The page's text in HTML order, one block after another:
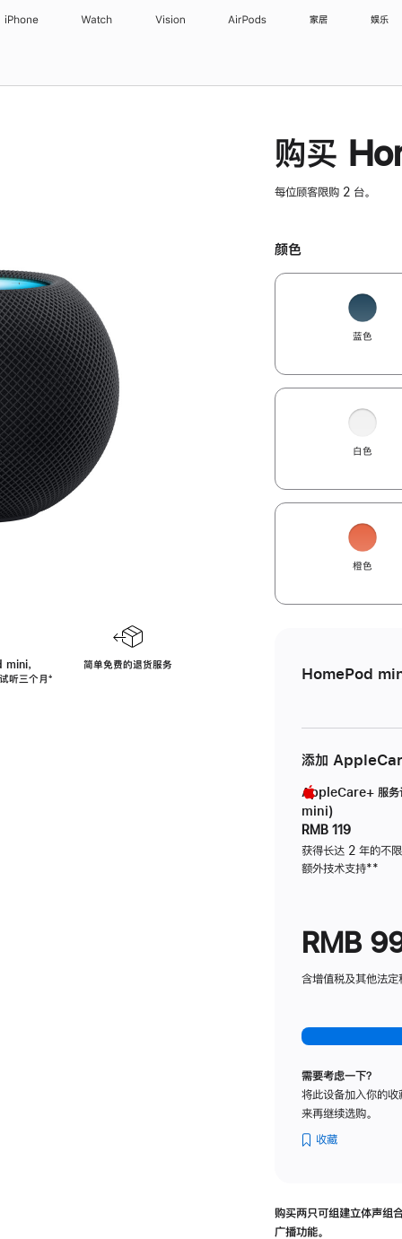
iPhone Watch Vision AirPods 家居 娱乐
，
听三个月脚
⁺
简单免费的退货服务
购买
每位顾客限购 2 台。
颜色
蓝色
白色
橙色
HomePod
添加
AppleCare+ 服务
mini)
RMB 119
获得长达 2 年的不
额外技术支持脚
**
RMB
含增值税及其他法定
需要考虑一下？
将此设备加入你的收
来再继续选购。
收藏
购买两只可组建立体声组
广播功能。